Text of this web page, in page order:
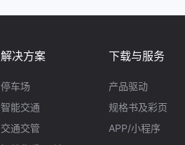
解决方案
停车场
智能交通
交通交管
下载与服务
产品驱动
规格书及彩页
APP/小程序